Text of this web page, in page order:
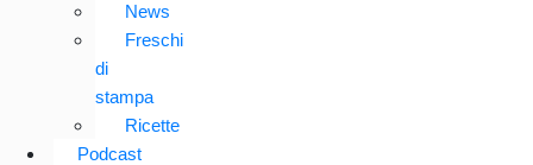
News
Freschi
di
stampa
Ricette
Podcast